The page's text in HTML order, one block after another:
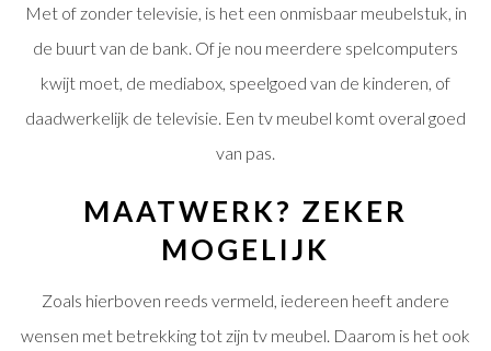
Met of zonder televisie, is het een onmisbaar meubelstuk, in
de buurt van de bank. Of je nou meerdere spelcomputers
kwijt moet, de mediabox, speelgoed van de kinderen, of
daadwerkelijk de televisie. Een tv meubel komt overal goed
van pas.
MAATWERK? ZEKER
MOGELIJK
Zoals hierboven reeds vermeld, iedereen heeft andere
wensen met betrekking tot zijn tv meubel. Daarom is het ook